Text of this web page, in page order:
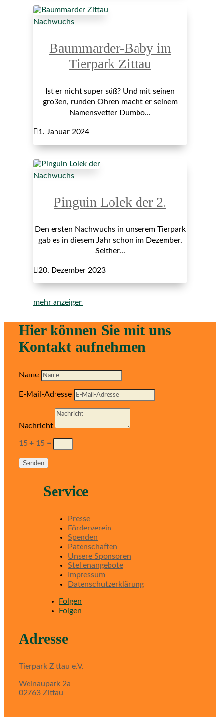
Nachwuchs
Baummarder-Baby im
Tierpark Zittau
Ist er nicht super süß? Und mit seinen
großen, runden Ohren macht er seinem
Namensvetter Dumbo...
1. Januar 2024
Nachwuchs
Pinguin Lolek der 2.
Den ersten Nachwuchs in unserem Tierpark
gab es in diesem Jahr schon im Dezember.
Seither...
20. Dezember 2023
mehr anzeigen
Hier können Sie mit uns
Kontakt aufnehmen
Name
E-Mail-Adresse
Nachricht
15 + 15 =
Senden
Service
Presse
Förderverein
Spenden
Patenschaften
Unsere Sponsoren
Stellenangebote
Impressum
Datenschutzerklärung
Folgen
Folgen
Adresse
Tierpark Zittau e.V.
Weinaupark 2a
02763 Zittau